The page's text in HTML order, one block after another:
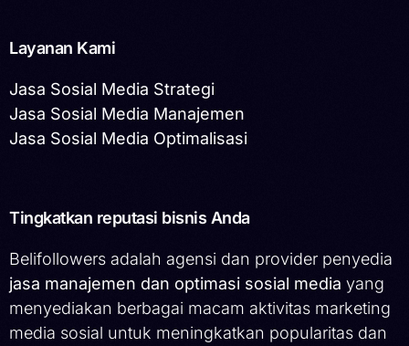
Layanan Kami
Jasa Sosial Media Strategi
Jasa Sosial Media Manajemen
Jasa Sosial Media Optimalisasi
Tingkatkan reputasi bisnis Anda
Belifollowers adalah agensi dan provider penyedia
jasa manajemen dan optimasi sosial media yang
menyediakan berbagai macam aktivitas marketing
media sosial untuk meningkatkan popularitas dan